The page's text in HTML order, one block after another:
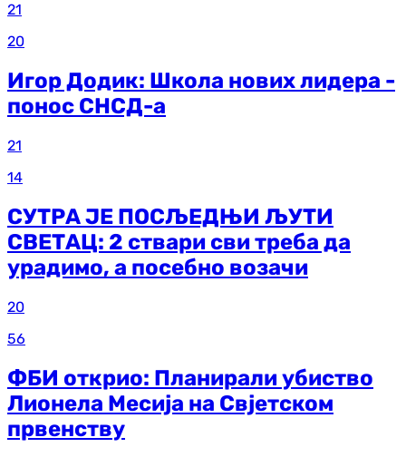
21
20
Игор Додик: Школа нових лидера -
понос СНСД-а
21
14
СУТРА ЈЕ ПОСЉЕДЊИ ЉУТИ
СВЕТАЦ: 2 ствари сви треба да
урадимо, а посебно возачи
20
56
ФБИ открио: Планирали убиство
Лионела Месија на Свјетском
првенству